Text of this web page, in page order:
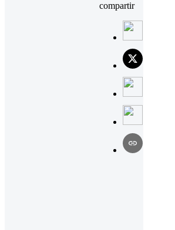
compartir